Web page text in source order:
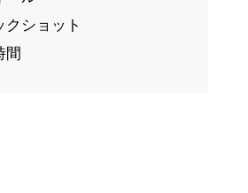
クショット
間